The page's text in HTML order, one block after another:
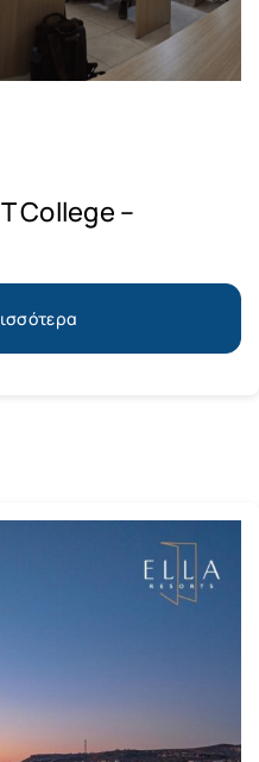
College –